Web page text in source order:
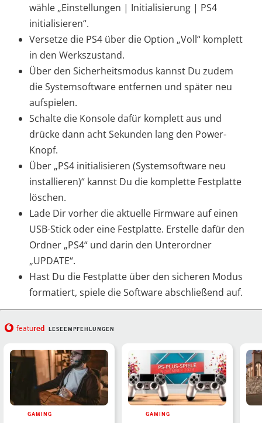
wähle „Einstellungen | Initialisierung | PS4
initialisieren“.
Versetze die PS4 über die Option „Voll“ komplett
in den Werkszustand.
Über den Sicherheitsmodus kannst Du zudem
die Systemsoftware entfernen und später neu
aufspielen.
Schalte die Konsole dafür komplett aus und
drücke dann acht Sekunden lang den Power-
Knopf.
Über „PS4 initialisieren (Systemsoftware neu
installieren)“ kannst Du die komplette Festplatte
löschen.
Lade Dir vorher die aktuelle Firmware auf einen
USB-Stick oder eine Festplatte. Erstelle dafür den
Ordner „PS4“ und darin den Unterordner
„UPDATE“.
Hast Du die Festplatte über den sicheren Modus
formatiert, spiele die Software abschließend auf.
featured LESEEMPFEHLUNGEN
GAMING GAMING